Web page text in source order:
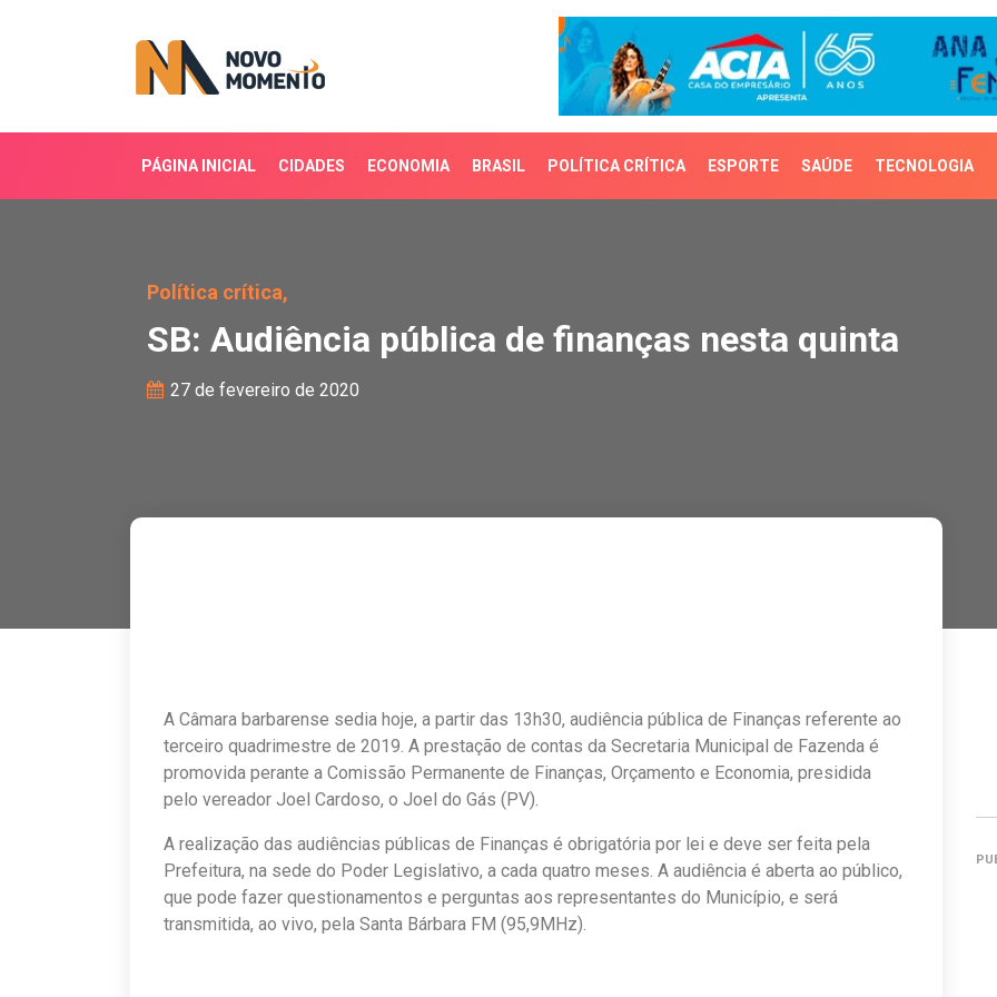
PÁGINA INICIAL CIDADES ECONOMIA BRASIL POLÍTICA CRÍTICA ESPORTE SAÚDE TECNOLOGIA
Política crítica,
SB: Audiência pública de finanças nesta quinta
27 de fevereiro de 2020
A Câmara barbarense sedia hoje, a partir das 13h30, audiência pública de Finanças referente ao
terceiro quadrimestre de 2019. A prestação de contas da Secretaria Municipal de Fazenda é
promovida perante a Comissão Permanente de Finanças, Orçamento e Economia, presidida
pelo vereador Joel Cardoso, o Joel do Gás (PV).
A realização das audiências públicas de Finanças é obrigatória por lei e deve ser feita pela
Prefeitura, na sede do Poder Legislativo, a cada quatro meses. A audiência é aberta ao público,
que pode fazer questionamentos e perguntas aos representantes do Município, e será
transmitida, ao vivo, pela Santa Bárbara FM (95,9MHz).